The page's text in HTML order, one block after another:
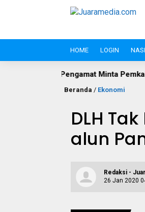
HOME LOGIN
Minta Pemkab Lebak Evaluasi
Beranda / Ekonomi
DLH
alun
Redaksi -
26 Jan 2020